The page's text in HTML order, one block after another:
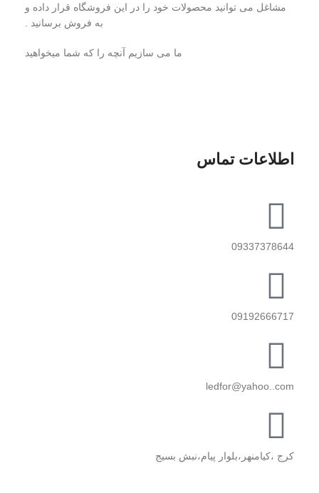
مشاغل می توانید محصولات خود را در این فروشگاه قرار داده و
به فروش برسانید .
ما می سازیم آنچه را که شما میخواهید
اطلاعات تماس
09337378644
09192666717
ledfor@yahoo..com
کرج ،کیامنهر،بلوار پیام،نبش بسیج